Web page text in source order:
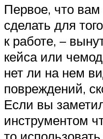
Первое, что
сделать для
к работе, –
кейса или
нет ли на нем
повреждений,
Если вы
инструментом